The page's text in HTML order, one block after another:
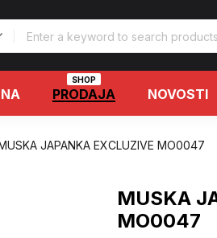
PRODAJA
SHOP
NOVOSTI
JAPANKA EXCLUZIVE MO0047
MUSKA
MO0047